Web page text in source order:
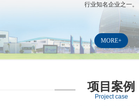
行业知名企业之一。
MORE+
项目案例
Project case